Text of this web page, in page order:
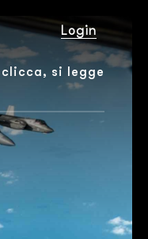
Login
clicca, si legge